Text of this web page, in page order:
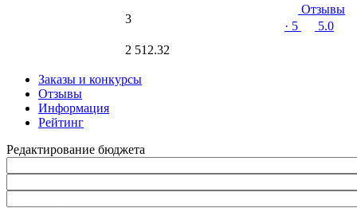
3
2 512.32
Отзывы
· 5
5.0
Заказы и конкурсы
Отзывы
Информация
Рейтинг
Редактирование бюджета